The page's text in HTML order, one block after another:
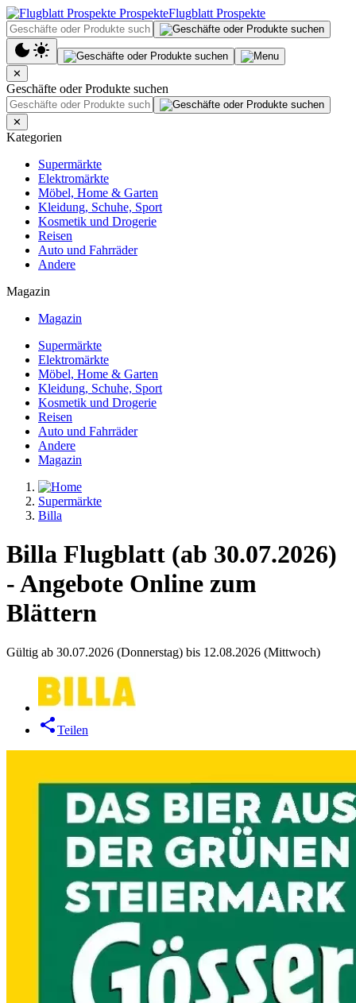
Flugblatt Prospekte
✕
Geschäfte oder Produkte suchen
✕
Kategorien
Supermärkte
Elektromärkte
Möbel, Home & Garten
Kleidung, Schuhe, Sport
Kosmetik und Drogerie
Reisen
Auto und Fahrräder
Andere
Magazin
Magazin
Supermärkte
Elektromärkte
Möbel, Home & Garten
Kleidung, Schuhe, Sport
Kosmetik und Drogerie
Reisen
Auto und Fahrräder
Andere
Magazin
Supermärkte
Billa
Billa Flugblatt (ab 30.07.2026)
- Angebote Online zum
Blättern
Gültig ab 30.07.2026 (Donnerstag) bis 12.08.2026 (Mittwoch)
Teilen